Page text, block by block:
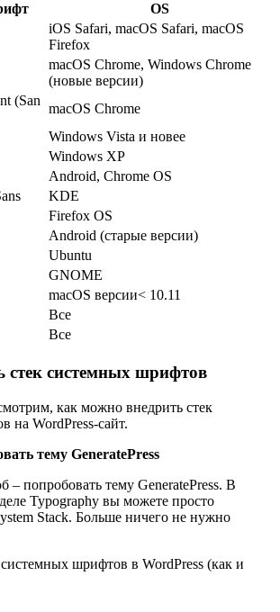
OS
iOS Safari, macOS Safari, macOS
Firefox
macOS Chrome, Windows Chrome
(новые версии)
(San
macOS Chrome
Windows Vista и новее
Windows XP
Android, Chrome OS
KDE
Firefox OS
Android (старые версии)
Ubuntu
GNOME
macOS версии< 10.11
Все
Все
стек системных шрифтов
как можно внедрить стек
на WordPress-сайт.
тему GeneratePress
– попробовать тему GeneratePress. В
Typography вы можете просто
Stack. Больше ничего не нужно